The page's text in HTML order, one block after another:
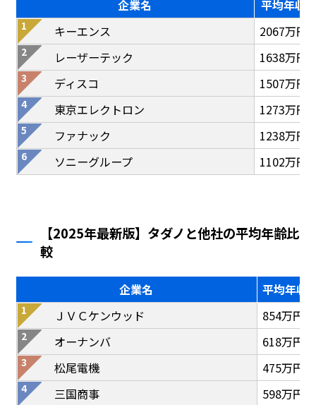
企業名
平均年収
キーエンス
2067万円
レーザーテック
1638万円
ディスコ
1507万円
東京エレクトロン
1273万円
ファナック
1238万円
ソニーグループ
1102万円
【2025年最新版】タダノと他社の平均年齢比
較
企業名
平均年収
ＪＶＣケンウッド
854万円
オーナンバ
618万円
松尾電機
475万円
三国商事
598万円